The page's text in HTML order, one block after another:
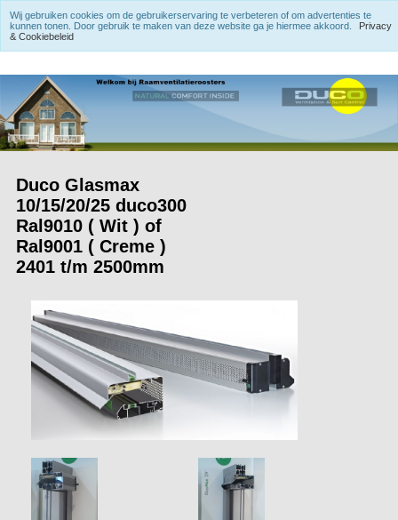
Duco Glasmax
10/15/20/25 duco300
Ral9010 ( Wit ) of
Ral9001 ( Creme )
2401 t/m 2500mm
Wij gebruiken cookies om de gebruikerservaring te verbeteren of om advertenties te
kunnen tonen. Door gebruik te maken van deze website ga je hiermee akkoord.
Privacy
& Cookiebeleid